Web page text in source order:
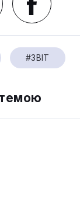
#ЗВІТ
темою